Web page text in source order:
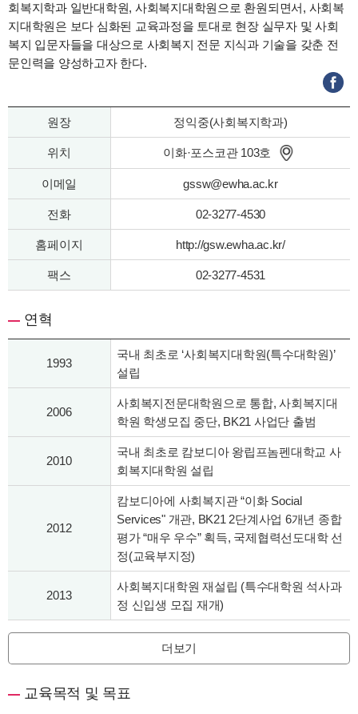
회복지학과 일반대학원, 사회복지대학원으로 환원되면서, 사회복
지대학원은 보다 심화된 교육과정을 토대로 현장 실무자 및 사회
복지 입문자들을 대상으로 사회복지 전문 지식과 기술을 갖춘 전
문인력을 양성하고자 한다.
원장 정익중(사회복지학과)
위치 이화·포스코관 103호
이메일 gssw@ewha.ac.kr
전화 02-3277-4530
홈페이지 http://gsw.ewha.ac.kr/
팩스 02-3277-4531
연혁
1993
국내 최초로 ‘사회복지대학원(특수대학원)’
설립
2006
사회복지전문대학원으로 통합, 사회복지대
학원 학생모집 중단, BK21 사업단 출범
2010
국내 최초로 캄보디아 왕립프놈펜대학교 사
회복지대학원 설립
2012
캄보디아에 사회복지관 “이화 Social
Services" 개관, BK21 2단계사업 6개년 종합
평가 “매우 우수” 획득, 국제협력선도대학 선
정(교육부지정)
2013
사회복지대학원 재설립 (특수대학원 석사과
정 신입생 모집 재개)
더보기
교육목적 및 목표